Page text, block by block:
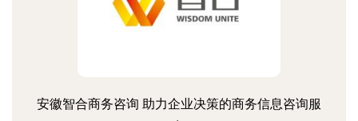
安徽智合商务咨询 助力企业决策的商务信息咨询服